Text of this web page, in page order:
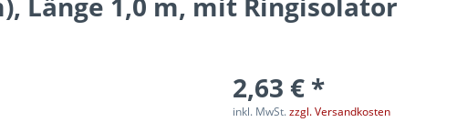
2,63 € *
inkl. MwSt.zzgl. Versandkosten